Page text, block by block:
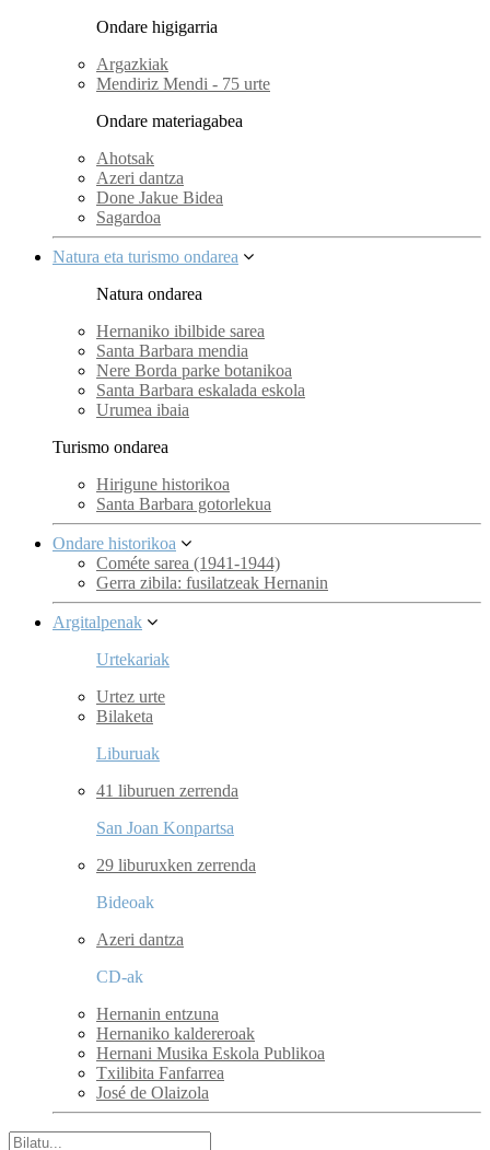
Ondare higigarria
Argazkiak
Mendiriz Mendi - 75 urte
Ondare materiagabea
Ahotsak
Azeri dantza
Done Jakue Bidea
Sagardoa
Natura eta turismo ondarea
Natura ondarea
Hernaniko ibilbide sarea
Santa Barbara mendia
Nere Borda parke botanikoa
Santa Barbara eskalada eskola
Urumea ibaia
Turismo ondarea
Hirigune historikoa
Santa Barbara gotorlekua
Ondare historikoa
Cométe sarea (1941-1944)
Gerra zibila: fusilatzeak Hernanin
Argitalpenak
Urtekariak
Urtez urte
Bilaketa
Liburuak
41 liburuen zerrenda
San Joan Konpartsa
29 liburuxken zerrenda
Bideoak
Azeri dantza
CD-ak
Hernanin entzuna
Hernaniko kaldereroak
Hernani Musika Eskola Publikoa
Txilibita Fanfarrea
José de Olaizola